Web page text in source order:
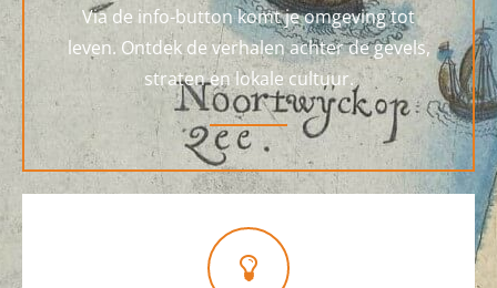
Via de info-button komt je omgeving tot
leven. Ontdek de verhalen achter de gevels,
straten en lokale cultuur.